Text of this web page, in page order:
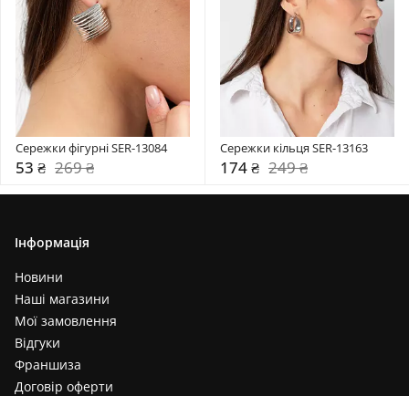
Сережки фігурні SER-13084
53 ₴ 269 ₴
Сережки кільця SER-13163
174 ₴ 249 ₴
Інформація
Новини
Наші магазини
Мої замовлення
Відгуки
Франшиза
Договір оферти